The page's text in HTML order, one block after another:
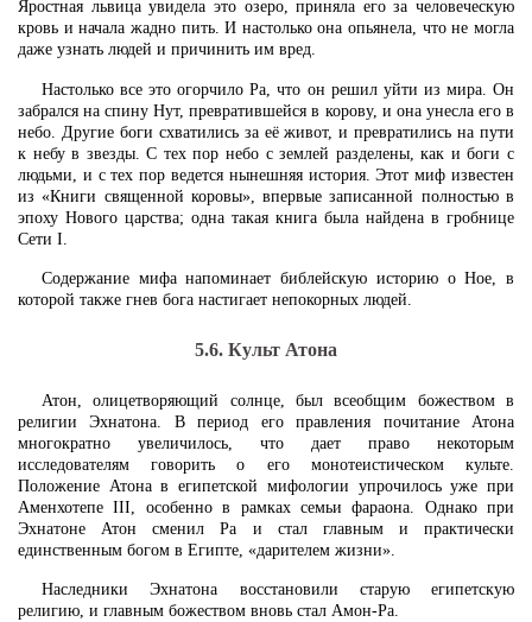
Яростная львица увидела это озеро, приняла его за человеческую
кровь и начала жадно пить. И настолько она опьянела, что не могла
даже узнать людей и причинить им вред.
Настолько все это огорчило Ра, что он решил уйти из мира. Он
забрался на спину Нут, превратившейся в корову, и она унесла его в
небо. Другие боги схватились за её живот, и превратились на пути
к небу в звезды. С тех пор небо с землей разделены, как и боги с
людьми, и с тех пор ведется нынешняя история. Этот миф известен
из «Книги священной коровы», впервые записанной полностью в
эпоху Нового царства; одна такая книга была найдена в гробнице
Сети I.
Содержание мифа напоминает библейскую историю о Ное, в
которой также гнев бога настигает непокорных людей.
5.6. Культ Атона
Атон, олицетворяющий солнце, был всеобщим божеством в
религии Эхнатона. В период его правления почитание Атона
многократно увеличилось, что дает право некоторым
исследователям говорить о его монотеистическом культе.
Положение Атона в египетской мифологии упрочилось уже при
Аменхотепе III, особенно в рамках семьи фараона. Однако при
Эхнатоне Атон сменил Ра и стал главным и практически
единственным богом в Египте, «дарителем жизни».
Наследники Эхнатона восстановили старую египетскую
религию, и главным божеством вновь стал Амон-Ра.